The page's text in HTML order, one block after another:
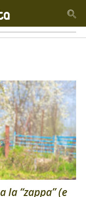
la “zappa” (e